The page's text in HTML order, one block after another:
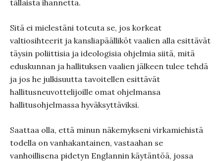
tällaista ihannetta.
Sitä ei mielestäni toteuta se, jos korkeat
valtiosihteerit ja kansliapäälliköt vaalien alla esittävät
täysin poliittisia ja ideologisia ohjelmia siitä, mitä
eduskunnan ja hallituksen vaalien jälkeen tulee tehdä
ja jos he julkisuutta tavoitellen esittävät
hallitusneuvottelijoille omat ohjelmansa
hallitusohjelmassa hyväksyttäviksi.
Saattaa olla, että minun näkemykseni virkamiehistä
todella on vanhakantainen, vastaahan se
vanhoillisena pidetyn Englannin käytäntöä, jossa